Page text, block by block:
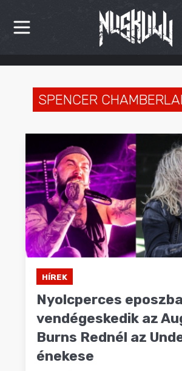
HÍREK
KRITIKÁK
INTERJÚK
PREMIEREK
KULT
MÁSVILÁG
SPENCER
HÍREK
Nyolcperces
vendégeskedik az
Burns Rednél az
énekese